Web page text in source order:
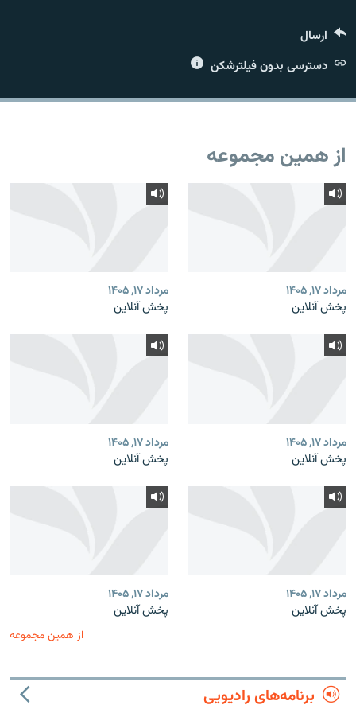
زبان‌های دیگر
ارسال
دسترسی بدون فیلترشکن
از همین مجموعه
مرداد ۱۷, ۱۴۰۵
پخش آنلاین
مرداد ۱۷, ۱۴۰۵
پخش آنلاین
مرداد ۱۷, ۱۴۰۵
پخش آنلاین
مرداد ۱۷, ۱۴۰۵
پخش آنلاین
مرداد ۱۷, ۱۴۰۵
پخش آنلاین
مرداد ۱۷, ۱۴۰۵
پخش آنلاین
از همین مجموعه
برنامه‌های رادیویی